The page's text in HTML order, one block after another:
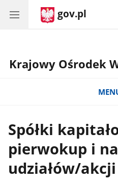
gov.pl
Krajowy Ośrodek
Spółki
pierwokup i
udziałów/akcji